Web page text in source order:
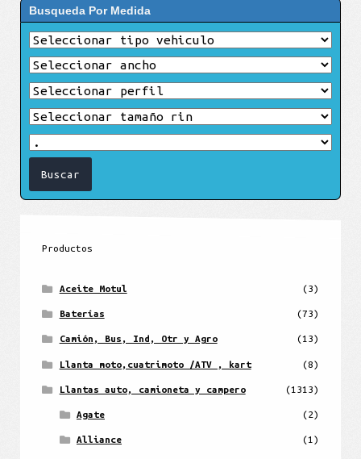
Busqueda Por Medida
Productos
Aceite Motul (3)
Baterías (73)
Camión, Bus, Ind, Otr y Agro (13)
Llanta moto,cuatrimoto /ATV , kart (8)
Llantas auto, camioneta y campero (1313)
Agate (2)
Alliance (1)